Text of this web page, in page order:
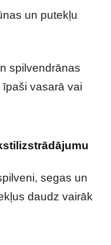
un putekļu
spilvendrānas
vasarā vai
segas un
daudz vairāk